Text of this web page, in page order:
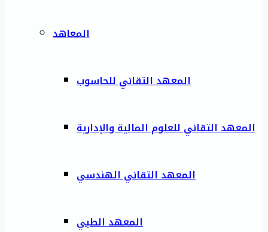
المعاهد
المعهد التقاني للحاسوب
المعهد التقاني للعلوم المالية والإدارية
المعهد التقاني الهندسي
المعهد الطبي